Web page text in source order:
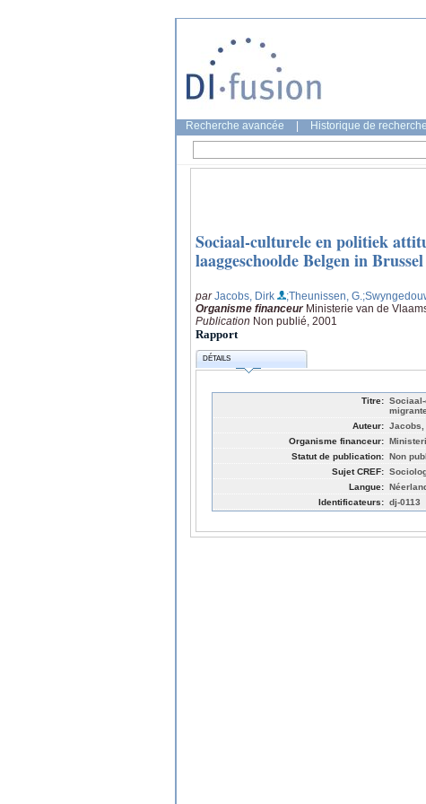
Recherche avancée Historique de recherche
Sociaal-culturele en politiek
laaggeschoolde Belgen in Brussel
parJacobs, Dirk ;Theunissen, G.
Organisme financeur Ministerie van de
Publication Non publié, 2001
Rapport
DÉTAILS
Titre:
Auteur: Jacobs,
Organisme financeur:
Statut de publication: Non
Sujet CREF:
Langue:
Identificateurs: dj-0113